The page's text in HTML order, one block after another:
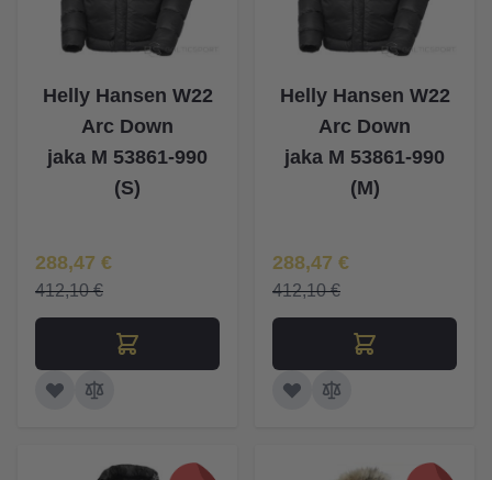
Helly Hansen W22
Arc Down
jaka M 53861-990
(S)
Īpaša Cena
288,47 €
412,10 €
Helly Hansen W22
Arc Down
jaka M 53861-990
(M)
Īpaša Cena
288,47 €
412,10 €